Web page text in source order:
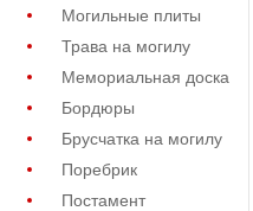
Могильные плиты
Трава на могилу
Мемориальная доска
Бордюры
Брусчатка на могилу
Поребрик
Постамент